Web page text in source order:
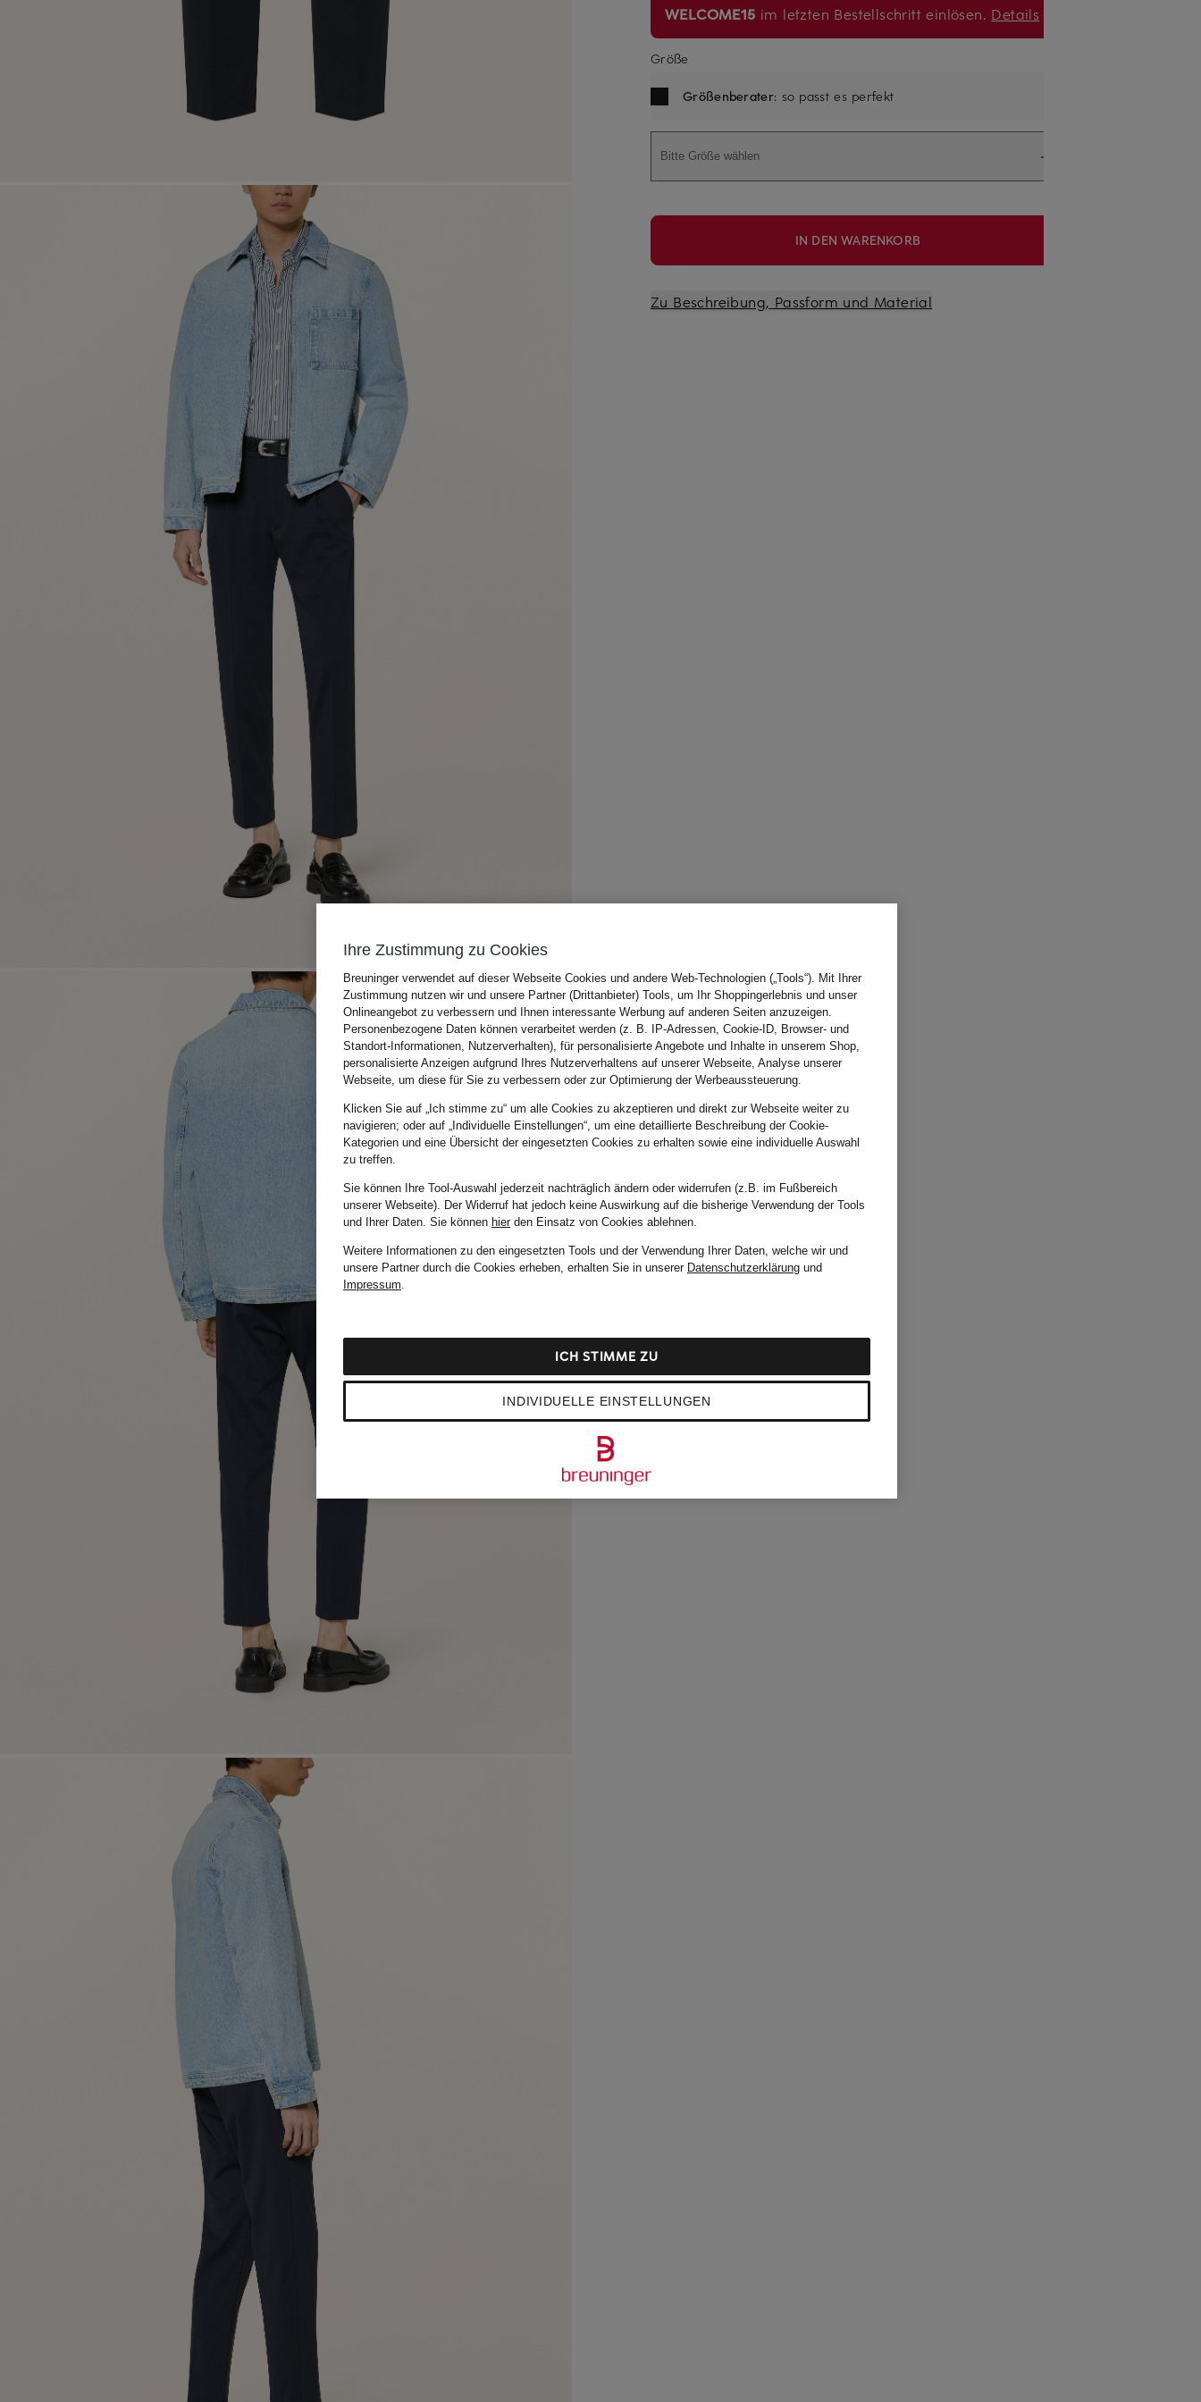
WELCOME15 im letzten Bestellschritt einlösen. Details
Größe
Größenberater: so passt es perfekt
Bitte Größe wählen
IN DEN WARENKORB
Zu Beschreibung, Passform und Material
Ihre Zustimmung zu Cookies
Breuninger verwendet auf dieser Webseite Cookies und andere Web-Technologien („Tools“). Mit Ihrer
Zustimmung nutzen wir und unsere Partner (Drittanbieter) Tools, um Ihr Shoppingerlebnis und unser
Onlineangebot zu verbessern und Ihnen interessante Werbung auf anderen Seiten anzuzeigen.
Personenbezogene Daten können verarbeitet werden (z. B. IP-Adressen, Cookie-ID, Browser- und
Standort-Informationen, Nutzerverhalten), für personalisierte Angebote und Inhalte in unserem Shop,
personalisierte Anzeigen aufgrund Ihres Nutzerverhaltens auf unserer Webseite, Analyse unserer
Webseite, um diese für Sie zu verbessern oder zur Optimierung der Werbeaussteuerung.
Klicken Sie auf „Ich stimme zu“ um alle Cookies zu akzeptieren und direkt zur Webseite weiter zu
navigieren; oder auf „Individuelle Einstellungen“, um eine detaillierte Beschreibung der Cookie-
Kategorien und eine Übersicht der eingesetzten Cookies zu erhalten sowie eine individuelle Auswahl
zu treffen.
Sie können Ihre Tool-Auswahl jederzeit nachträglich ändern oder widerrufen (z.B. im Fußbereich
unserer Webseite). Der Widerruf hat jedoch keine Auswirkung auf die bisherige Verwendung der Tools
und Ihrer Daten. Sie können hierden Einsatz von Cookies ablehnen.
Weitere Informationen zu den eingesetzten Tools und der Verwendung Ihrer Daten, welche wir und
unsere Partner durch die Cookies erheben, erhalten Sie in unserer Datenschutzerklärung und
Impressum.
INDIVIDUELLE EINSTELLUNGEN
ICH STIMME ZU